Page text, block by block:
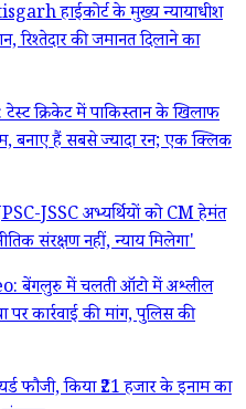
हाईकोर्ट के मुख्य न्यायाधीश
रिश्तेदार की जमानत दिलाने का
क्रिकेट में पाकिस्तान के खिलाफ
बनाए हैं सबसे ज्यादा रन; एक क्लिक
JSSC अभ्यर्थियों को CM हेमंत
संरक्षण नहीं, न्याय मिलेगा'
में चलती ऑटो में अश्लील
कार्रवाई की मांग, पुलिस की
फौजी, किया ₹21 हजार के इनाम का